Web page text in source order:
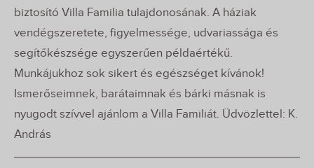
biztosító Villa Familia tulajdonosának. A háziak
vendégszeretete, figyelmessége, udvariassága és
segítőkészsége egyszerűen példaértékű.
Munkájukhoz sok sikert és egészséget kívánok!
Ismerőseimnek, barátaimnak és bárki másnak is
nyugodt szívvel ajánlom a Villa Familiát. Üdvözlettel: K.
András